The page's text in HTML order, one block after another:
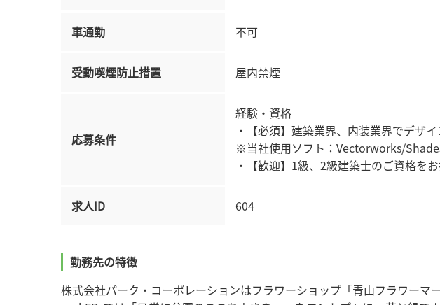
車通勤 不可
受動喫煙防止措置 屋内禁煙
応募条件
経験・資格
・【必須】建築業界、内装業界でデザ
※当社使用ソフト：Vectorworks/
・【歓迎】1級、2級建築士のご資格を
求人ID 604
勤務先の特徴
株式会社パーク・コーポレーションはフラワーショップ「青山フラワーマ